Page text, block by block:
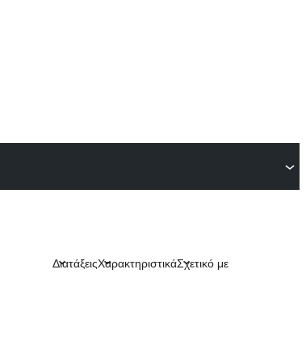
ΔιατάξειςΧαρακτηριστικάΣχετικό με